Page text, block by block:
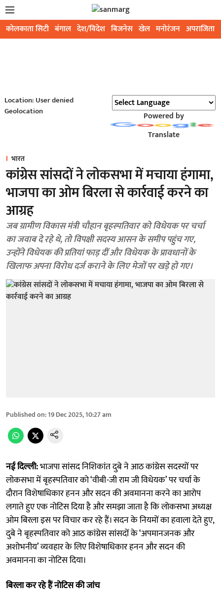
कोलकाता सिटी बंगाल देश/विदेश बिजनेस खेल मनोरंजन अपराजिता
Location: User denied
Geolocation
Powered by
Translate
भारत
कांग्रेस सांसदों ने लोकसभा में मचाया हंगामा,
भाजपा का ओम बिरला से कार्रवाई करने का
आग्रह
जब ग्रामीण विकास मंत्री चौहान बृहस्पतिवार को विधेयक पर चर्चा
का जवाब दे रहे थे, तो विपक्षी सदस्य आसन के समीप पहुंच गए,
उन्होंने विधेयक की प्रतियां फाड़ दीं और विधेयक के प्रावधानों के
खिलाफ अपना विरोध दर्ज कराने के लिए मेजों पर खड़े हो गए।
Published on:19 Dec 2025, 10:27 am
नई दिल्ली:भाजपा सांसद निशिकांत दुबे ने आठ कांग्रेस सदस्यों पर
लोकसभा में बृहस्पतिवार को ‘वीबी-जी राम जी विधेयक’ पर चर्चा के
दौरान विशेषाधिकार हनन और सदन की अवमानना करने ​​का आरोप
लगाते हुए एक नोटिस दिया है और समझा जाता है कि लोकसभा अध्यक्ष
ओम बिरला इस पर विचार कर रहे हैं। सदन के नियमों का हवाला देते हुए,
दुबे ने बृहस्पतिवार को आठ कांग्रेस सांसदों के ‘अपमानजनक और
अशोभनीय’ व्यवहार के लिए विशेषाधिकार हनन और सदन की
अवमानना ​​का नोटिस दिया।
बिरला कर रहे हैं नोटिस की जांच